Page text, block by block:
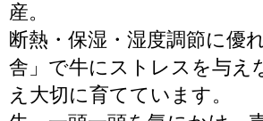
産。
断熱・保湿・湿度調節に優
舎」で牛にストレスを与え
え大切に育てています。